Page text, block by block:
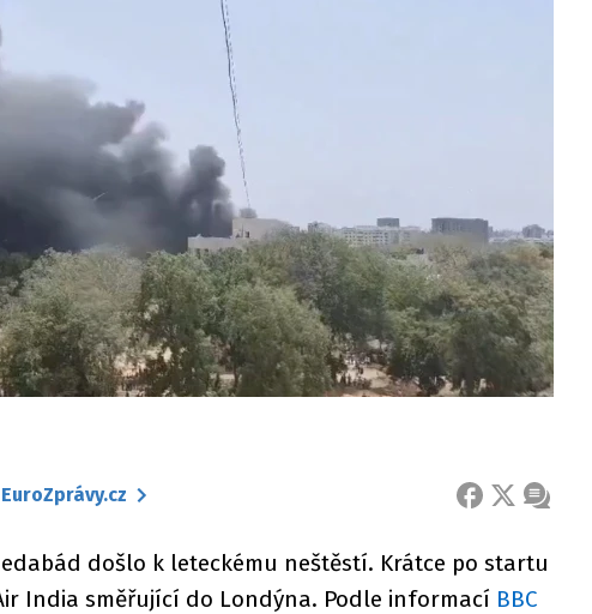
FACEBOOK
X ZPRÁVA
došlo k leteckému neštěstí. Krátce po startu
India směřující do Londýna. Podle informací BBC